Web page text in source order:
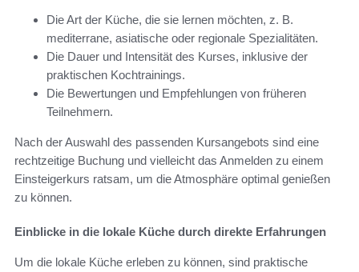
Die Art der Küche, die sie lernen möchten, z. B.
mediterrane, asiatische oder regionale Spezialitäten.
Die Dauer und Intensität des Kurses, inklusive der
praktischen Kochtrainings.
Die Bewertungen und Empfehlungen von früheren
Teilnehmern.
Nach der Auswahl des passenden Kursangebots sind eine
rechtzeitige Buchung und vielleicht das Anmelden zu einem
Einsteigerkurs ratsam, um die Atmosphäre optimal genießen
zu können.
Einblicke in die lokale Küche durch direkte Erfahrungen
Um die lokale Küche erleben zu können, sind praktische